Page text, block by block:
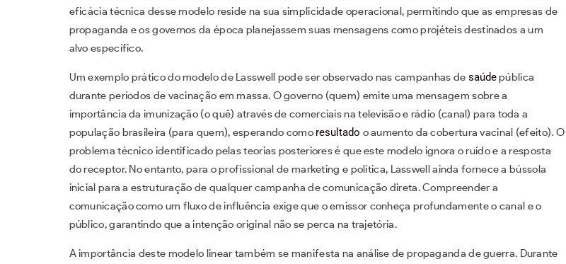
eficácia técnica desse modelo reside na sua simplicidade operacional, permitindo que as empresas de
propaganda e os governos da época planejassem suas mensagens como projéteis destinados a um
alvo específico.
Um exemplo prático do modelo de Lasswell pode ser observado nas campanhas de saúdepública
durante períodos de vacinação em massa. O governo (quem) emite uma mensagem sobre a
importância da imunização (o quê) através de comerciais na televisão e rádio (canal) para toda a
população brasileira (para quem), esperando como resultado o aumento da cobertura vacinal (efeito). O
problema técnico identificado pelas teorias posteriores é que este modelo ignora o ruído e a resposta
do receptor. No entanto, para o profissional de marketing e política, Lasswell ainda fornece a bússola
inicial para a estruturação de qualquer campanha de comunicação direta. Compreender a
comunicação como um fluxo de influência exige que o emissor conheça profundamente o canal e o
público, garantindo que a intenção original não se perca na trajetória.
A importância deste modelo linear também se manifesta na análise de propaganda de guerra. Durante